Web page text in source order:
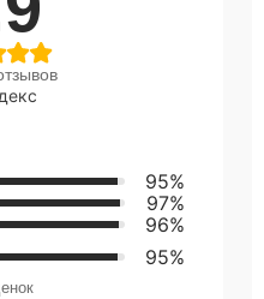
95%
97%
96%
95%